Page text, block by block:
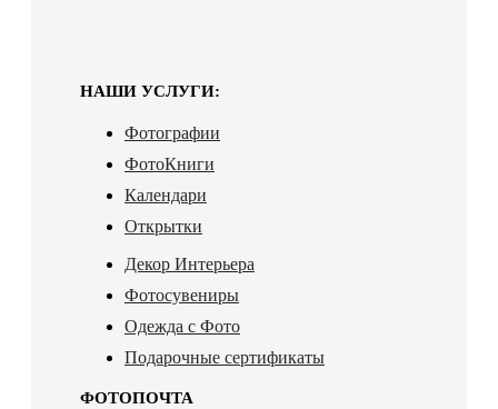
НАШИ УСЛУГИ:
Фотографии
ФотоКниги
Календари
Открытки
Декор Интерьера
Фотосувениры
Одежда с Фото
Подарочные сертификаты
ФОТОПОЧТА